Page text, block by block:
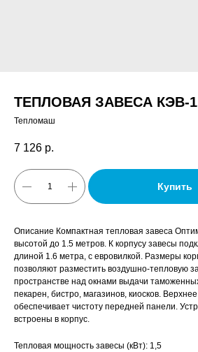
ТЕПЛОВАЯ ЗАВЕСА КЭВ-
Тепломаш
7 126 р.
Купить
Описание Компактная тепловая завеса
высотой до 1.5 метров. К корпусу завесы
длиной 1.6 метра, с евровилкой. Размеры
позволяют разместить воздушно-тепловую
пространстве над окнами выдачи
пекарен, бистро, магазинов, киосков.
обеспечивает чистоту передней панели.
встроены в корпус.
Тепловая мощность завесы (кВт): 1,5